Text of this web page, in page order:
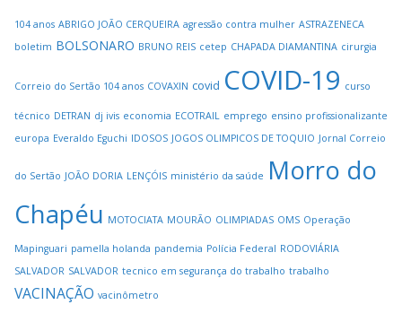
104 anos ABRIGO JOÃO CERQUEIRA agressão contra mulher ASTRAZENECA
boletim BOLSONARO BRUNO REIS cetep CHAPADA DIAMANTINA cirurgia
Correio do Sertão 104 anos COVAXIN covid COVID-19 curso
técnico DETRAN dj ivis economia ECOTRAIL emprego ensino profissionalizante
europa Everaldo Eguchi IDOSOS JOGOS OLIMPICOS DE TOQUIO Jornal Correio
do Sertão JOÃO DORIA LENÇÓIS ministério da saúde Morro do
Chapéu MOTOCIATA MOURÃO OLIMPIADAS OMS Operação
Mapinguari pamella holanda pandemia Polícia Federal RODOVIÁRIA
SALVADOR SALVADOR tecnico em segurança do trabalho trabalho
VACINAÇÃO vacinômetro